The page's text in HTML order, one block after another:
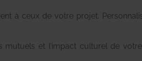
à ceux de votre projet.
et l’impact culturel de